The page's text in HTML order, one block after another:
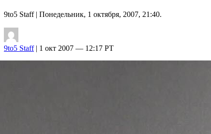
9to5 Staff| Понедельник, 1 октября, 2007, 21:40.
9to5 Staff| 1 окт 2007 — 12:17 PT